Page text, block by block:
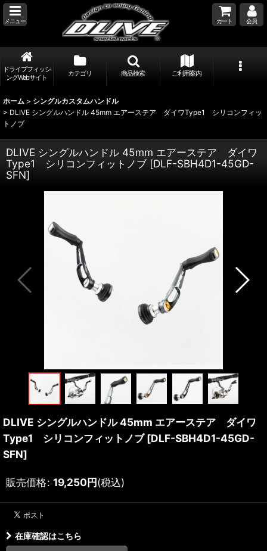
メニュー カート 会員
ドライブフィッシ
ングWebサイト
カテゴリ 商品検索 ご利用案内
ホーム > シングルカスタムハンドル
> DLIVE シングルハンドル 45mm エアーステア ダイワType1 シリコンフィッ
トノブ
DLIVE シングルハンドル 45mm エアーステア ダイワ
Type1 シリコンフィットノブ [DLF-SBH4D1-45GD-
SFN]
DLIVE シングルハンドル 45mm エアーステア ダイワ
Type1 シリコンフィットノブ [DLF-SBH4D1-45GD-
SFN]
販売価格: 19,250円(税込)
在庫確認はこちら